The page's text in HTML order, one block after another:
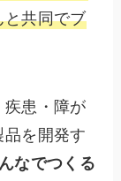
と共同でブ
疾患・障が
を開発す
なでつくる